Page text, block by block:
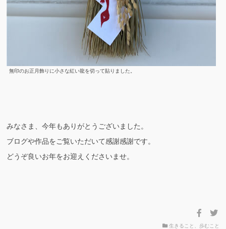
無印のお正月飾りに小さな紅い龍を切って貼りました。
みなさま、今年もありがとうございました。
ブログや作品をご覧いただいて感謝感謝です。
どうぞ良いお年をお迎えくださいませ。
生きること、歩むこと